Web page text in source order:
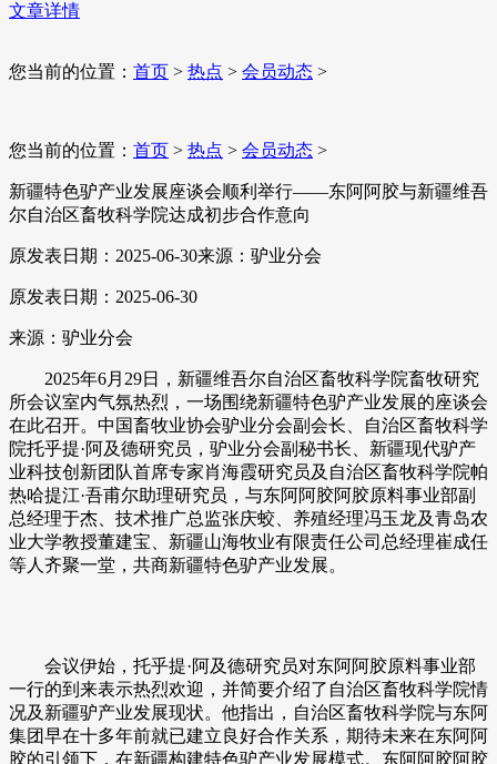
文章详情
您当前的位置： 首页 > 热点 > 会员动态 >
您当前的位置： 首页 > 热点 > 会员动态 >
新疆特色驴产业发展座谈会顺利举行——东阿阿胶与新疆维吾
尔自治区畜牧科学院达成初步合作意向
原发表日期：2025-06-30来源：驴业分会
原发表日期：2025-06-30
来源：驴业分会
2025年6月29日，新疆维吾尔自治区畜牧科学院畜牧研究
所会议室内气氛热烈，一场围绕新疆特色驴产业发展的座谈会
在此召开。中国畜牧业协会驴业分会副会长、自治区畜牧科学
院托乎提·阿及德研究员，驴业分会副秘书长、新疆现代驴产
业科技创新团队首席专家肖海霞研究员及自治区畜牧科学院帕
热哈提江·吾甫尔助理研究员，与东阿阿胶阿胶原料事业部副
总经理于杰、技术推广总监张庆蛟、养殖经理冯玉龙及青岛农
业大学教授董建宝、新疆山海牧业有限责任公司总经理崔成任
等人齐聚一堂，共商新疆特色驴产业发展。
会议伊始，托乎提·阿及德研究员对东阿阿胶原料事业部
一行的到来表示热烈欢迎，并简要介绍了自治区畜牧科学院情
况及新疆驴产业发展现状。他指出，自治区畜牧科学院与东阿
集团早在十多年前就已建立良好合作关系，期待未来在东阿阿
胶的引领下，在新疆构建特色驴产业发展模式。东阿阿胶阿胶